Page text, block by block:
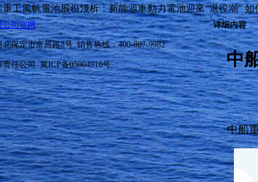
重工風帆電池股份淺析：新能源車動力電池迎來“退役潮” 如
详细内容
中
中船
公司官网
北保定市富昌路8号 销售热线：400-807-9982
任公司 冀ICP备05004916号